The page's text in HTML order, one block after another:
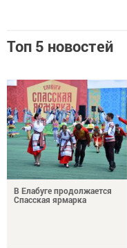
Топ 5 новостей
В Елабуге продолжается
Спасская ярмарка